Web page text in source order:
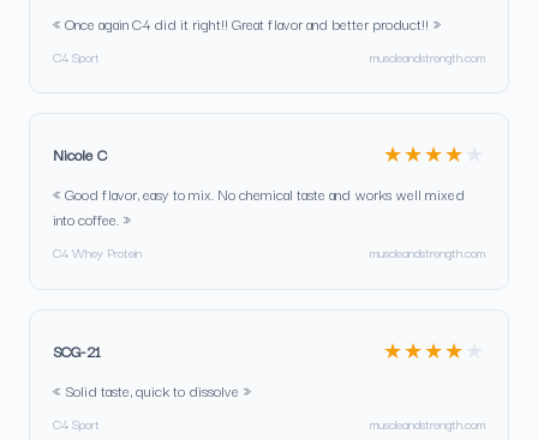
« Once again C4 did it right!! Great flavor and better product!! »
C4 Sport muscleandstrength.com
Nicole C ★★★★
« Good flavor, easy to mix. No chemical taste and works well mixed
into coffee. »
C4 Whey Protein muscleandstrength.com
SCG-21 ★★★★
« Solid taste, quick to dissolve »
C4 Sport muscleandstrength.com